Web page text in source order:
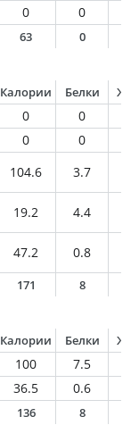
0 0
63 0
Калории Белки
0 0
0 0
104.6 3.7
19.2 4.4
47.2 0.8
171 8
Калории Белки
100 7.5
36.5 0.6
136 8